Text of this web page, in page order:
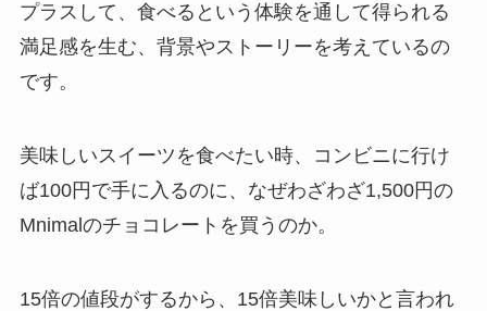
プラスして、食べるという体験を通して得られる
満足感を生む、背景やストーリーを考えているの
です。
美味しいスイーツを食べたい時、コンビニに行け
ば100円で手に入るのに、なぜわざわざ1,500円の
Mnimalのチョコレートを買うのか。
15倍の値段がするから、15倍美味しいかと言われ